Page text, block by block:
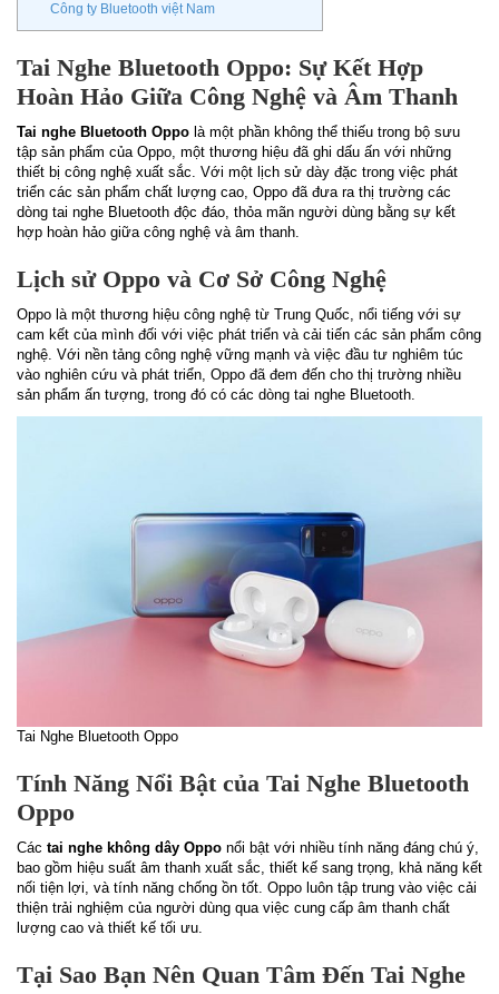
Công ty Bluetooth việt Nam
Tai Nghe Bluetooth Oppo: Sự Kết Hợp
Hoàn Hảo Giữa Công Nghệ và Âm Thanh
Tai nghe Bluetooth Oppo là một phần không thể thiếu trong bộ sưu
tập sản phẩm của Oppo, một thương hiệu đã ghi dấu ấn với những
thiết bị công nghệ xuất sắc. Với một lịch sử dày đặc trong việc phát
triển các sản phẩm chất lượng cao, Oppo đã đưa ra thị trường các
dòng tai nghe Bluetooth độc đáo, thỏa mãn người dùng bằng sự kết
hợp hoàn hảo giữa công nghệ và âm thanh.
Lịch sử Oppo và Cơ Sở Công Nghệ
Oppo là một thương hiệu công nghệ từ Trung Quốc, nổi tiếng với sự
cam kết của mình đối với việc phát triển và cải tiến các sản phẩm công
nghệ. Với nền tảng công nghệ vững mạnh và việc đầu tư nghiêm túc
vào nghiên cứu và phát triển, Oppo đã đem đến cho thị trường nhiều
sản phẩm ấn tượng, trong đó có các dòng tai nghe Bluetooth.
Tai Nghe Bluetooth Oppo
Tính Năng Nổi Bật của Tai Nghe Bluetooth
Oppo
Các tai nghe không dây Oppo nổi bật với nhiều tính năng đáng chú ý,
bao gồm hiệu suất âm thanh xuất sắc, thiết kế sang trọng, khả năng kết
nối tiện lợi, và tính năng chống ồn tốt. Oppo luôn tập trung vào việc cải
thiện trải nghiệm của người dùng qua việc cung cấp âm thanh chất
lượng cao và thiết kế tối ưu.
Tại Sao Bạn Nên Quan Tâm Đến Tai Nghe